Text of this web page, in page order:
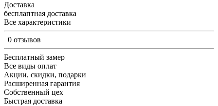
Доставка
бесплаптная доставка
Все характеристики
0 отзывов
Бесплатный замер
Все виды оплат
Акции, скидки, подарки
Расширенная гарантия
Собственный цех
Быстрая доставка